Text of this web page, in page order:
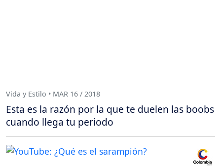
Vida y Estilo • MAR 16 / 2018
Esta es la razón por la que te duelen las boobs
cuando llega tu periodo